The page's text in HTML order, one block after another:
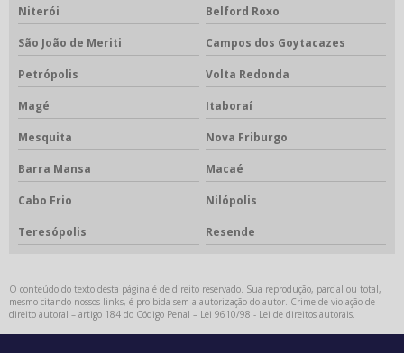
Niterói Belford Roxo
São João de Meriti Campos dos Goytacazes
Petrópolis Volta Redonda
Magé Itaboraí
Mesquita Nova Friburgo
Barra Mansa Macaé
Cabo Frio Nilópolis
Teresópolis Resende
O conteúdo do texto desta página é de direito reservado. Sua reprodução, parcial ou total,
mesmo citando nossos links, é proibida sem a autorização do autor. Crime de violação de
direito autoral – artigo 184 do Código Penal – Lei 9610/98 - Lei de direitos autorais.